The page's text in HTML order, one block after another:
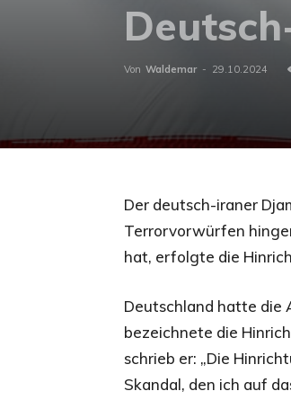
Von Waldemar - 29.10.2024
Der deutsch-iraner
Terrorvorwürfen
hat, erfolgte die
Deutschland hatte die
bezeichnete die
schrieb er: „Die
Skandal, den ich auf